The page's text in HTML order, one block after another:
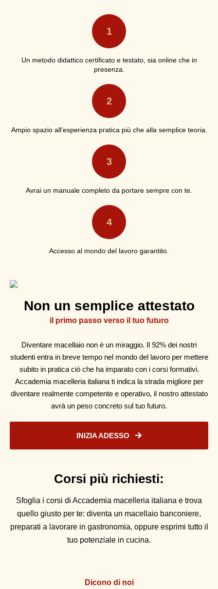
1
Un metodo didattico certificato e testato, sia online che in
presenza.
2
Ampio spazio all’esperienza pratica più che alla semplice teoria.
3
Avrai un manuale completo da portare sempre con te.
4
Accesso al mondo del lavoro garantito.
Non un semplice attestato
il primo passo verso il tuo futuro
Diventare macellaio non è un miraggio. Il 92% dei nostri
studenti entra in breve tempo nel mondo del lavoro per mettere
subito in pratica ciò che ha imparato con i corsi formativi.
Accademia macelleria italiana ti indica la strada migliore per
diventare realmente competente e operativo, il nostro attestato
avrà un peso concreto sul tuo futuro.
INIZIA ADESSO
Corsi più richiesti:
Sfoglia i corsi di Accademia macelleria italiana e trova
quello giusto per te: diventa un macellaio banconiere,
preparati a lavorare in gastronomia, oppure esprimi tutto il
tuo potenziale in cucina.
Dicono di noi